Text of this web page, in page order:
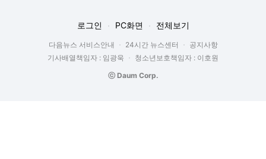
로그인 PC화면 전체보기
다음뉴스 서비스안내 24시간 뉴스센터
공지사항
기사배열책임자 : 임광욱
청소년보호책임자 : 이호원
ⓒ Daum Corp.